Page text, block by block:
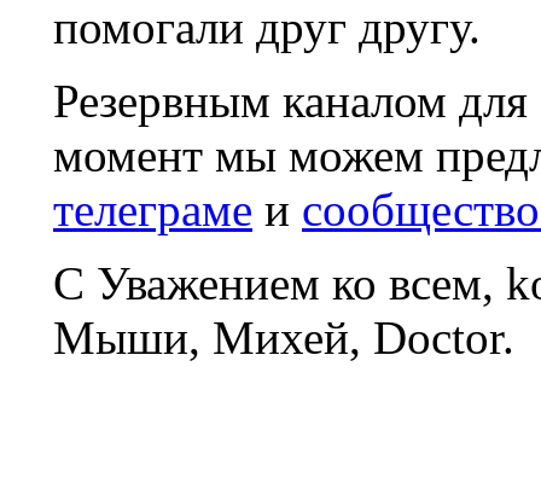
помогали друг другу.
Резервным каналом
момент мы можем
телеграме и
С Уважением ко всем,
Мыши, Михей, Doctor.